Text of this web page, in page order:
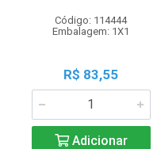
Código: 114444
Embalagem: 1X1
R$ 83,55
Adicionar